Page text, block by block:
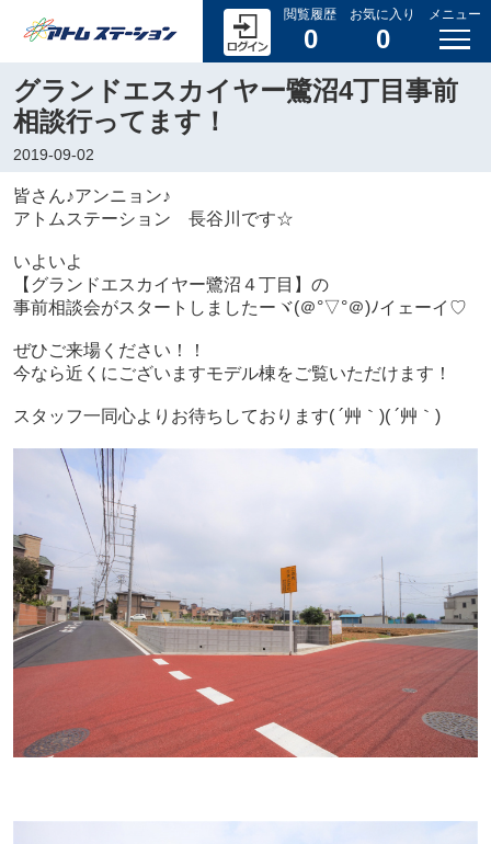
閲覧履歴
0
お気に入り
0
メニュー
グランドエスカイヤー鷺沼4丁目事前
相談行ってます！
2019-09-02
皆さん♪アンニョン♪
アトムステーション 長谷川です☆
いよいよ
【グランドエスカイヤー鷺沼４丁目】の
事前相談会がスタートしましたーヾ(＠°▽°＠)ﾉイェーイ♡
ぜひご来場ください！！
今なら近くにございますモデル棟をご覧いただけます！
スタッフ一同心よりお待ちしております( ´艸｀)( ´艸｀)